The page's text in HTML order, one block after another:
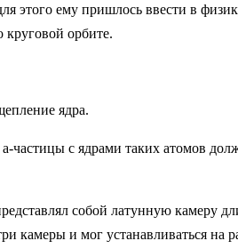
этого ему пришлось ввести в
круговой орбите.
ядра.
частицы с ядрами таких атомов
собой латунную
и мог устанавливаться на